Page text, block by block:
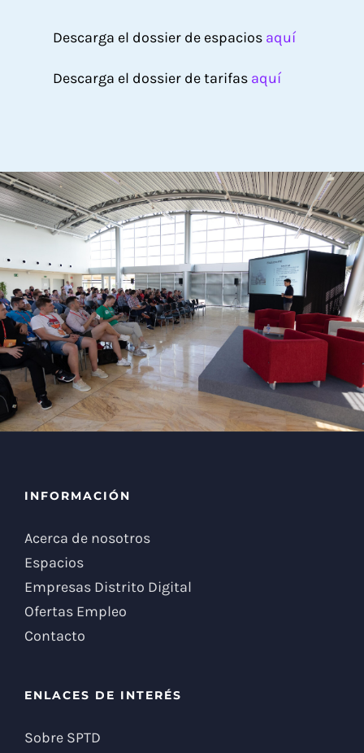
Descarga el dossier de espacios aquí
Descarga el dossier de tarifas aquí
INFORMACIÓN
Acerca de nosotros
Espacios
Empresas Distrito Digital
Ofertas Empleo
Contacto
ENLACES DE INTERÉS
Sobre SPTD